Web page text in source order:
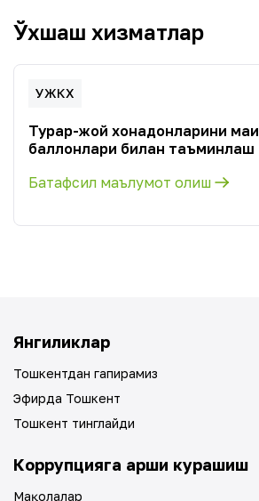
Ўхшаш хизматлар
УЖКХ
Турар-жой хонадонларини
баллонлари билан таъминлаш
Батафсил маълумот олиш
Янгиликлар
Тошкентдан гапирамиз
Эфирда Тошкент
Тошкент тинглайди
Коррупцияга қарши курашиш
Мақолалар